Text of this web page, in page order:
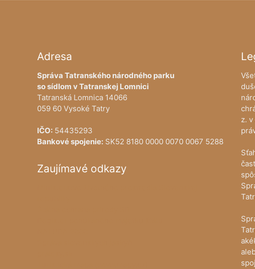
Adresa
Správa Tatranského národného parku
so sídlom v Tatranskej Lomnici
Tatranská Lomnica 14066
059 60 Vysoké Tatry
IČO: 54435293
Bankové spojenie: SK52 8180 0000 0070 0067 5288
Zaujímavé odkazy
z.